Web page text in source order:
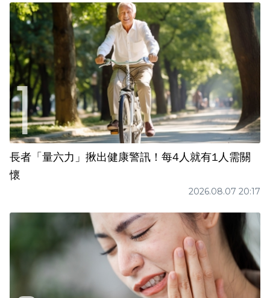
長者「量六力」揪出健康警訊！每4人就有1人需關
懷
2026.08.07 20:17